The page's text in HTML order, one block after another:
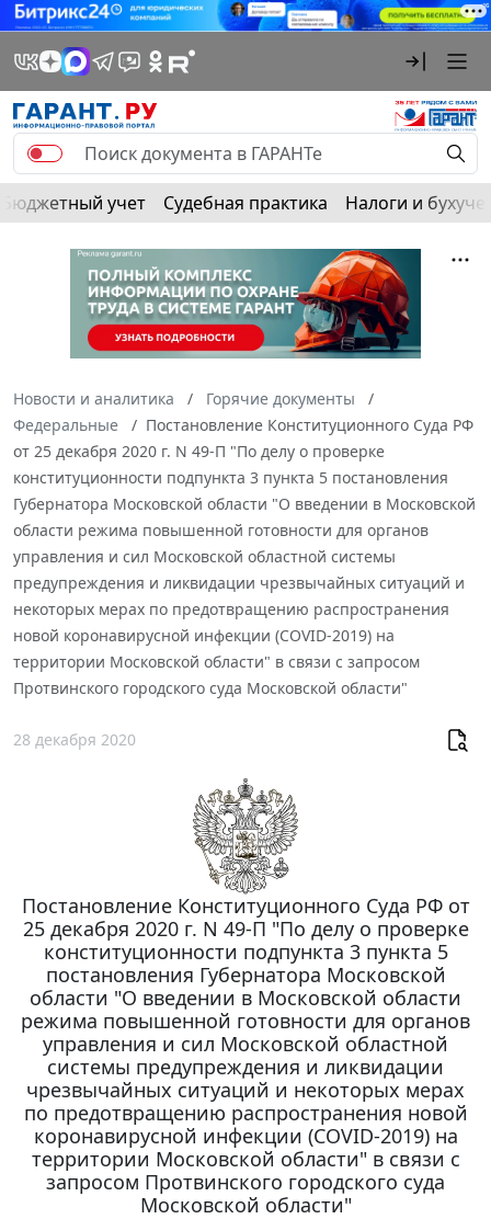
Бюджетный учет Судебная практика Налоги и
Новости и аналитика
Горячие документы
Федеральные
Постановление Конституционного Суда РФ
от 25 декабря 2020 г. N 49-П "По делу о проверке
конституционности подпункта 3 пункта 5 постановления
Губернатора Московской области "О введении в Московской
области режима повышенной готовности для органов
управления и сил Московской областной системы
предупреждения и ликвидации чрезвычайных ситуаций и
некоторых мерах по предотвращению распространения
новой коронавирусной инфекции (COVID-2019) на
территории Московской области" в связи с запросом
Протвинского городского суда Московской области"
28 декабря 2020
Постановление Конституционного Суда РФ от
25 декабря 2020 г. N 49-П "По делу о проверке
конституционности подпункта 3 пункта 5
постановления Губернатора Московской
области "О введении в Московской области
режима повышенной готовности для органов
управления и сил Московской областной
системы предупреждения и ликвидации
чрезвычайных ситуаций и некоторых мерах
по предотвращению распространения новой
коронавирусной инфекции (COVID-2019) на
территории Московской области" в связи с
запросом Протвинского городского суда
Московской области"